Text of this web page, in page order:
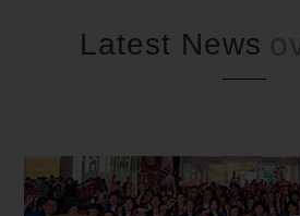
Latest News